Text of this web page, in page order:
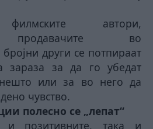
филмските автори,
продавачите во
други се потпираат
зараза за да го убедат
или за во него да
чувство.
полесно се „лепат“
и позитивните, така и